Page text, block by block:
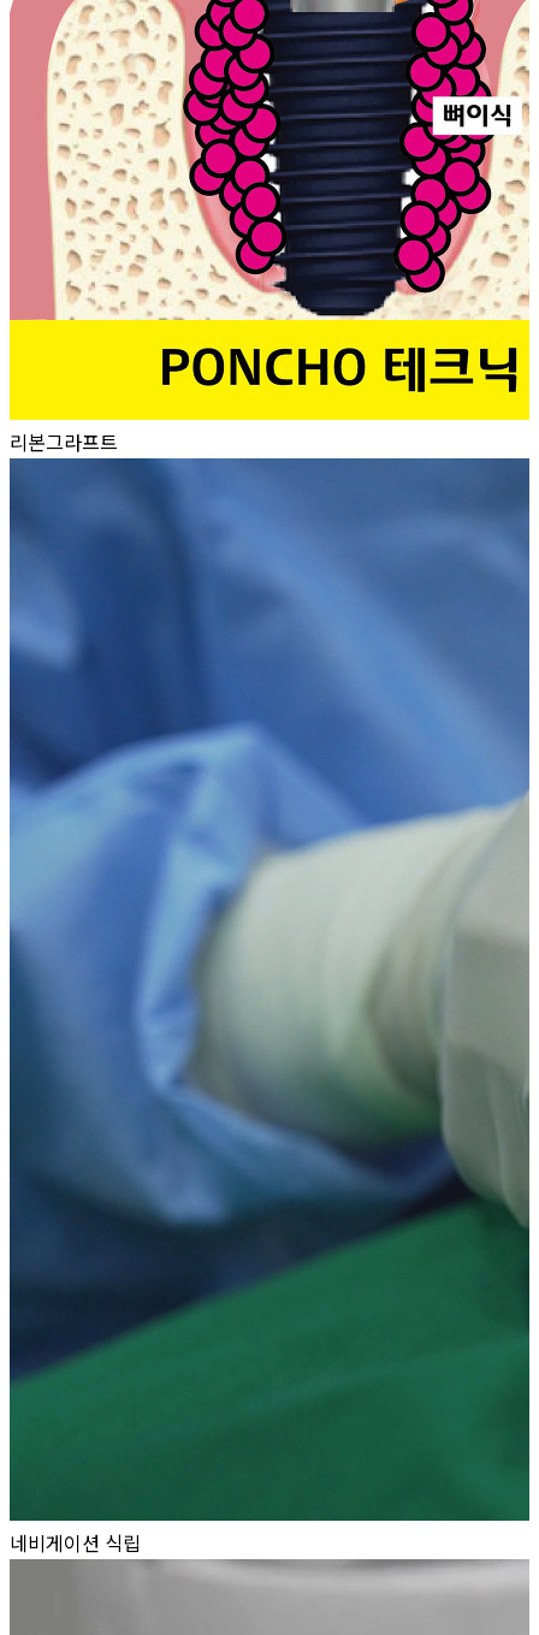
리본그라프트
네비게이션 식립